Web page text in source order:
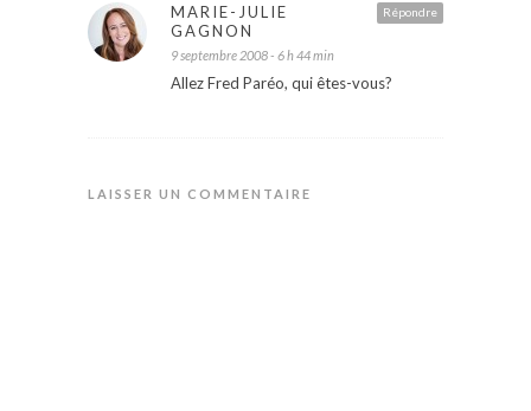
Répondre
MARIE-JULIE
GAGNON
9 septembre 2008 - 6 h 44 min
Allez Fred Paréo, qui êtes-vous?
LAISSER UN COMMENTAIRE